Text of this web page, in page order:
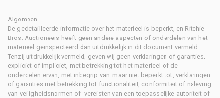
Algemeen
De gedetailleerde informatie over het materieel is beperkt, en Ritchie
Bros. Auctioneers heeft geen andere aspecten of onderdelen van het
materieel geïnspecteerd dan uitdrukkelijk in dit document vermeld.
Tenzij uitdrukkelijk vermeld, geven wij geen verklaringen of garanties,
expliciet of impliciet, met betrekking tot het materieel of de
onderdelen ervan, met inbegrip van, maar niet beperkt tot, verklaringen
of garanties met betrekking tot functionaliteit, conformiteit of naleving
van veiligheidsnormen of -vereisten van een toepasselijke autoriteit of